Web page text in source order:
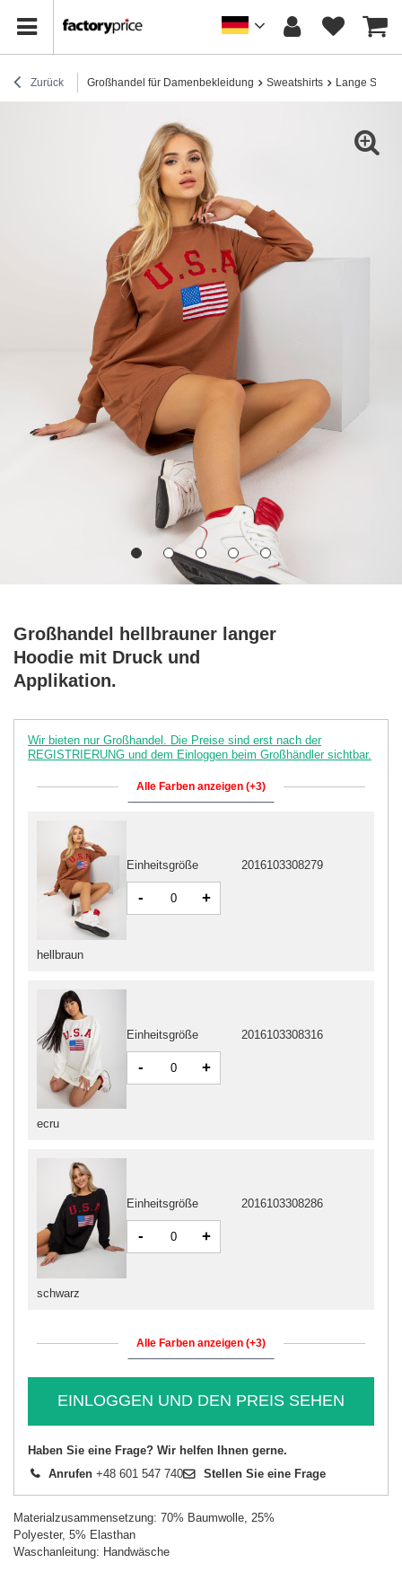
Zurück Großhandel für Damenbekleidung Sweatshirts Lange
Großhandel hellbrauner langer
Hoodie mit Druck und
Applikation.
Wir bieten nur Großhandel. Die Preise sind erst nach der
REGISTRIERUNG und dem Einloggen beim Großhändler sichtbar.
Alle Farben anzeigen (+3)
ecru
Einheitsgröße 2016103308316
- +
schwarz
Einheitsgröße 2016103308286
- +
hellbraun
Einheitsgröße 2016103308279
- +
Alle Farben anzeigen (+3)
EINLOGGEN UND DEN PREIS SEHEN
Haben Sie eine Frage? Wir helfen Ihnen gerne.
Anrufen +48 601 547 740 Stellen Sie eine Frage
Materialzusammensetzung: 70% Baumwolle, 25%
Polyester, 5% Elasthan
Waschanleitung: Handwäsche